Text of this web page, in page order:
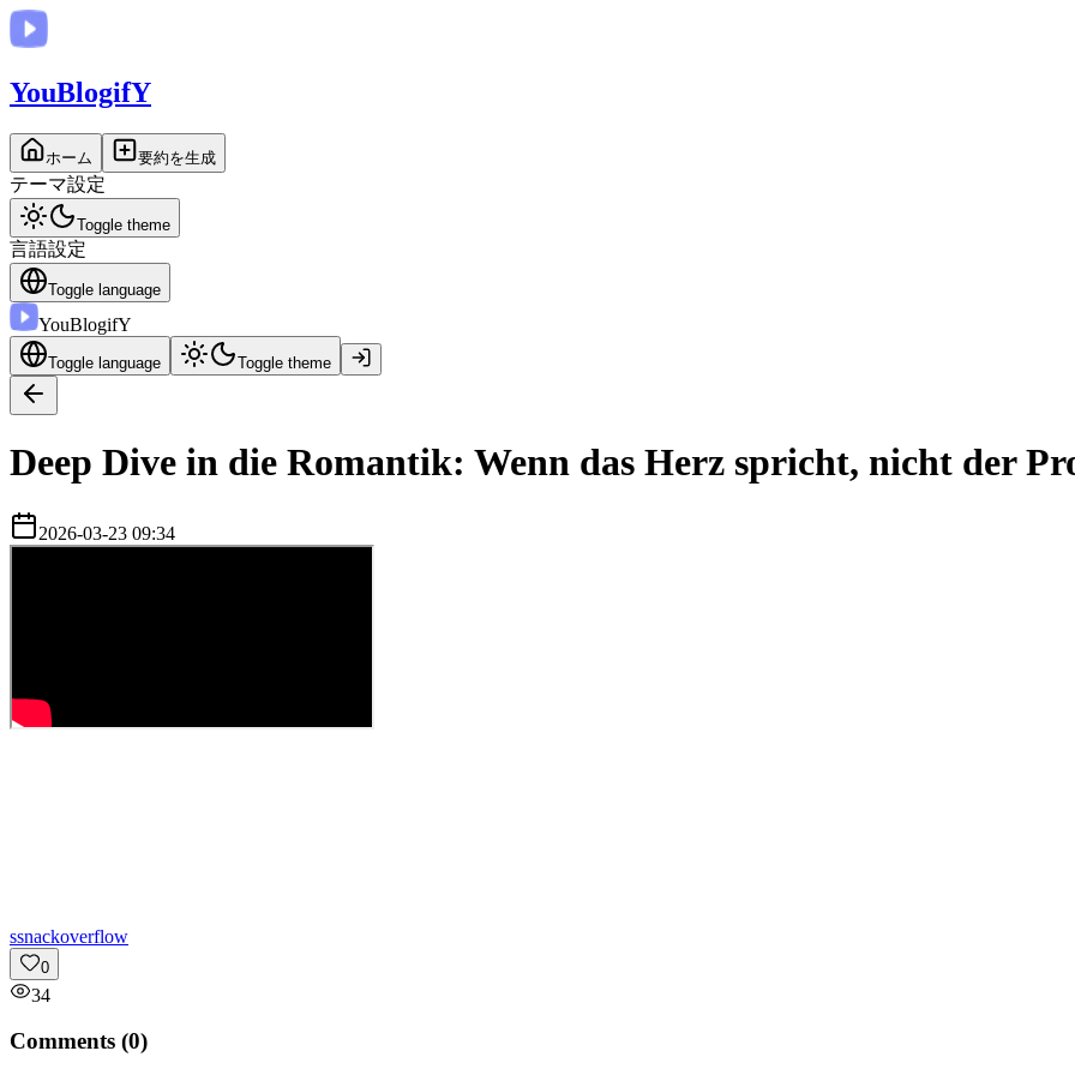
YouBlogifY
ホーム 要約を生成
テーマ設定
Toggle theme
言語設定
Toggle language
YouBlogifY
Toggle language Toggle theme
Deep Dive in die Romantik: Wenn das Herz spricht, nicht der
2026-03-23 09:34
ssnackoverflow
0
34
Comments (0)